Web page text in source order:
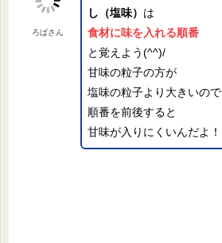
ろばさん
し（塩味） は
食材に味を入れる順番
と覚えよう(^^)/
甘味の粒子の方が
塩味の粒子より大きいので
順番を前後すると
甘味が入りにくいんだよ！